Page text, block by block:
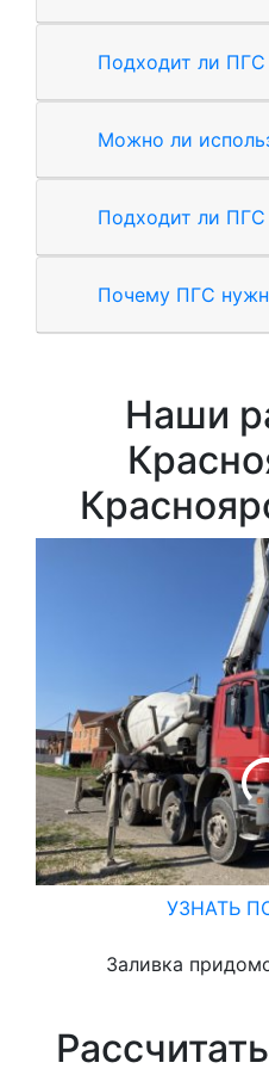
Подходит ли ПГС
Можно ли
Подходит ли
Почему ПГС
Наши
УЗНАТЬ
Заливка